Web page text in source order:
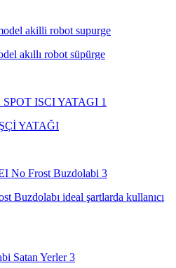
akıllı robot süpürge
YATAĞI
Buzdolabı ideal şartlarda kullanıcı